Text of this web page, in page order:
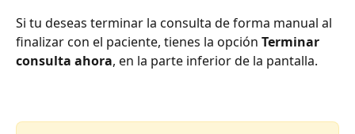
Si tu deseas terminar la consulta de forma manual al
finalizar con el paciente, tienes la opción Terminar
consulta ahora, en la parte inferior de la pantalla.